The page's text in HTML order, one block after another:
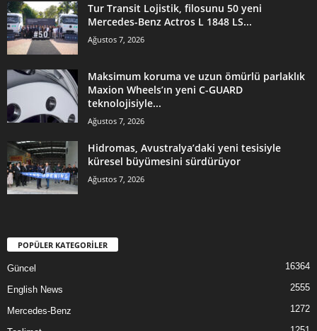
Tur Transit Lojistik, filosunu 50 yeni
Mercedes-Benz Actros L 1848 LS...
Ağustos 7, 2026
Maksimum koruma ve uzun ömürlü parlaklık
Maxion Wheels’ın yeni C-GUARD
teknolojisiyle...
Ağustos 7, 2026
Hidromas, Avustralya’daki yeni tesisiyle
küresel büyümesini sürdürüyor
Ağustos 7, 2026
POPÜLER KATEGORİLER
Güncel 16364
English News 2555
Mercedes-Benz 1272